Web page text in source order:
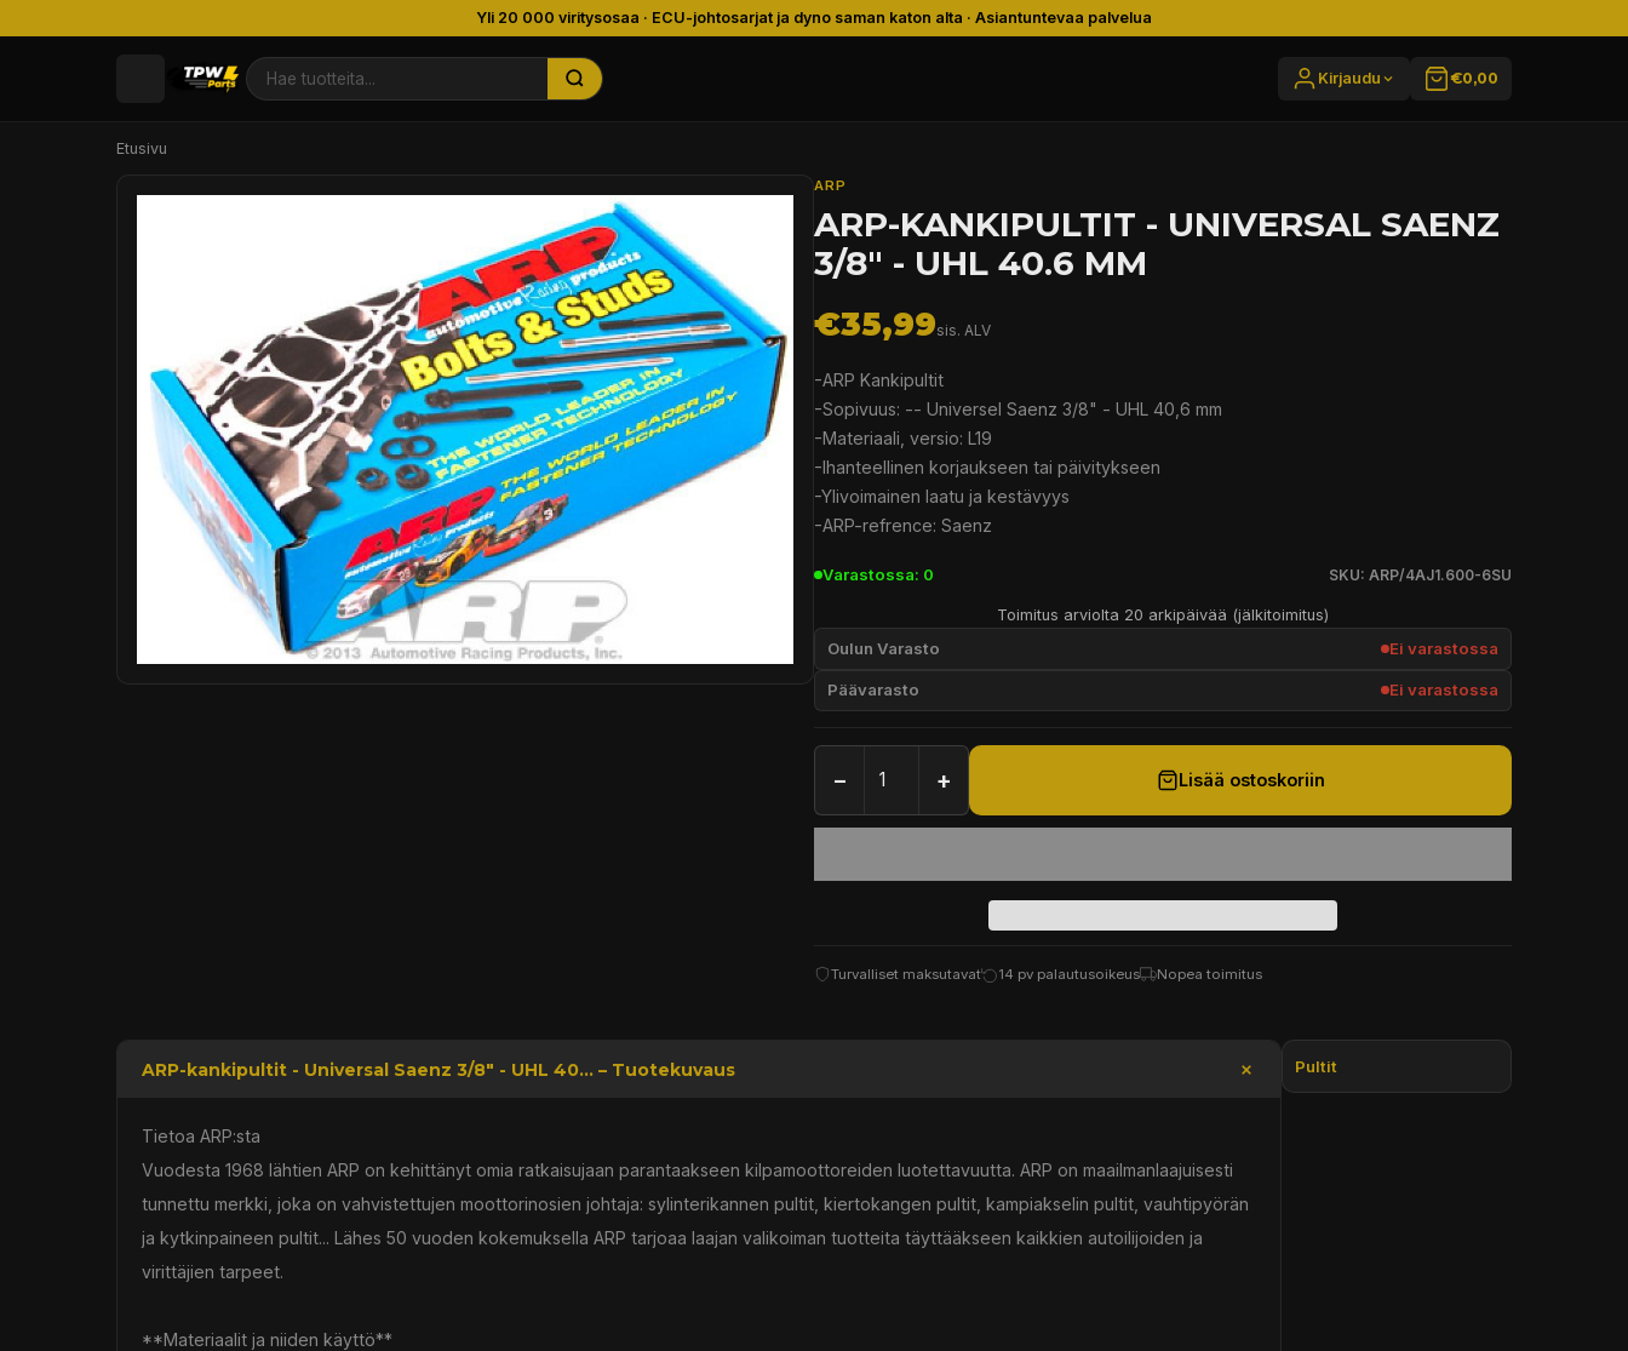
Yli 20 000 viritysosaa · ECU-johtosarjat ja dyno saman katon alta · Asiantuntevaa palvelua
Kirjaudu €0,00
Etusivu
ARP
ARP-KANKIPULTIT - UNIVERSAL SAENZ
3/8" - UHL 40.6 MM
€35,99sis. ALV
-ARP Kankipultit
-Sopivuus: -- Universel Saenz 3/8" - UHL 40,6 mm
-Materiaali, versio: L19
-Ihanteellinen korjaukseen tai päivitykseen
-Ylivoimainen laatu ja kestävyys
-ARP-refrence: Saenz
Varastossa: 0 SKU: ARP/4AJ1.600-6SU
Toimitus arviolta 20 arkipäivää (jälkitoimitus)
Oulun Varasto Ei varastossa
Päävarasto Ei varastossa
− + Lisää ostoskoriin
Turvalliset maksutavat 14 pv palautusoikeus Nopea toimitus
ARP-kankipultit - Universal Saenz 3/8" - UHL 40... – Tuotekuvaus
Tietoa ARP:sta
Vuodesta 1968 lähtien ARP on kehittänyt omia ratkaisujaan parantaakseen kilpamoottoreiden luotettavuutta. ARP on maailmanlaajuisesti
tunnettu merkki, joka on vahvistettujen moottorinosien johtaja: sylinterikannen pultit, kiertokangen pultit, kampiakselin pultit, vauhtipyörän
ja kytkinpaineen pultit... Lähes 50 vuoden kokemuksella ARP tarjoaa laajan valikoiman tuotteita täyttääkseen kaikkien autoilijoiden ja
virittäjien tarpeet.
**Materiaalit ja niiden käyttö**
Pultit